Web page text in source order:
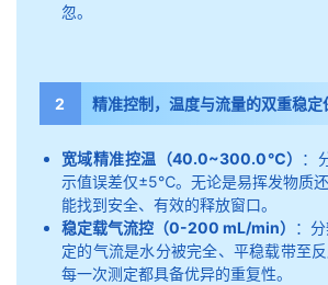
忽。
2 精准控制，温度与流量的双重稳定
宽域精准控温（40.0~300.0℃） ：
示值误差仅±5℃。无论是易挥发物质
能找到安全、有效的释放窗口。
稳定载气流控（0-200 mL/min）
：
定的气流是水分被完全、平稳载带至
每一次测定都具备优异的重复性。